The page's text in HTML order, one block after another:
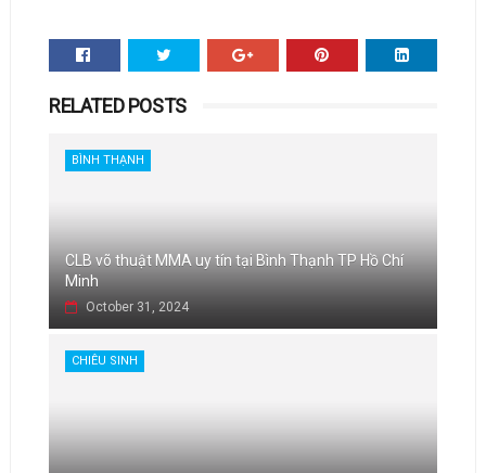
RELATED POSTS
BÌNH THẠNH
CLB võ thuật MMA uy tín tại Bình Thạnh TP Hồ Chí
Minh
October 31, 2024
CHIÊU SINH